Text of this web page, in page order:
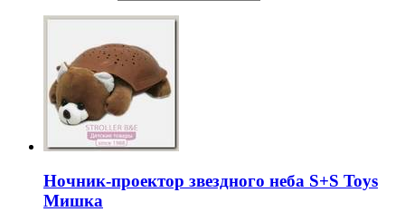
Ночник-проектор звездного неба S+S Toys
Мишка